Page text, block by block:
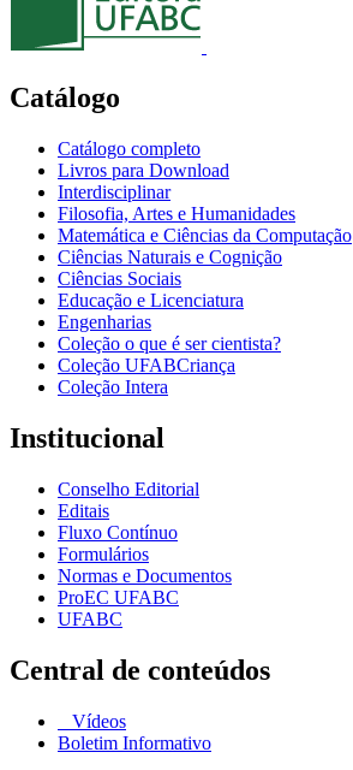
Catálogo
Catálogo completo
Livros para Download
Interdisciplinar
Filosofia, Artes e Humanidades
Matemática e Ciências da Computação
Ciências Naturais e Cognição
Ciências Sociais
Educação e Licenciatura
Engenharias
Coleção o que é ser cientista?
Coleção UFABCriança
Coleção Intera
Institucional
Conselho Editorial
Editais
Fluxo Contínuo
Formulários
Normas e Documentos
ProEC UFABC
UFABC
Central de conteúdos
Vídeos
Boletim Informativo